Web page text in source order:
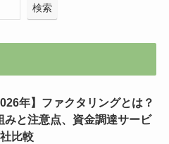
検索
年】ファクタリングとは？
みと注意点、資金調達サービ
比較